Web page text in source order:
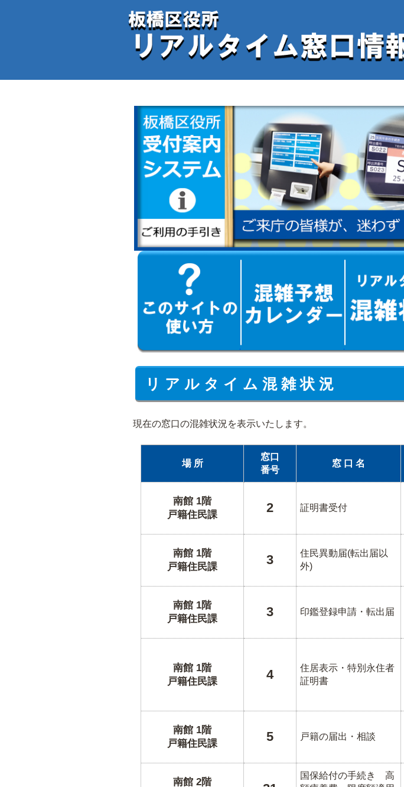
リ ア ル タ イ ム 混 雑 状 況
現在の窓口の混雑状況を表示いたします。
場 所
窓口
番号
窓 口 名
南館 1階
戸籍住民課
2 証明書受付
南館 1階
戸籍住民課
3
住民異動届(転出届以
外)
南館 1階
戸籍住民課
3 印鑑登録申請・転出届
南館 1階
戸籍住民課
4
住居表示・特別永住者
証明書
南館 1階
戸籍住民課
5 戸籍の届出・相談
南館 2階
国保給付の手続き 高